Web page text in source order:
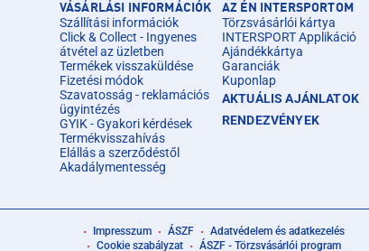
VÁSÁRLÁSI INFORMÁCIÓK
Szállítási információk
Click & Collect - Ingyenes
átvétel az üzletben
Termékek visszaküldése
Fizetési módok
Szavatosság - reklamációs
ügyintézés
GYIK - Gyakori kérdések
Termékvisszahívás
Elállás a szerződéstől
Akadálymentesség
AZ ÉN INTERSPORTOM
Törzsvásárlói kártya
INTERSPORT Applikáció
Ajándékkártya
Garanciák
Kuponlap
AKTUÁLIS AJÁNLATOK
RENDEZVÉNYEK
Impresszum ÁSZF
Adatvédelem és adatkezelés
Cookie szabályzat
ÁSZF - Törzsvásárlói program